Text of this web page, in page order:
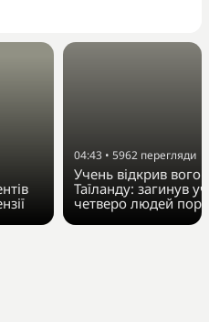
04:43 • 5962 перегляди
Учень відкрив
Таїланду: загинув
четверо людей